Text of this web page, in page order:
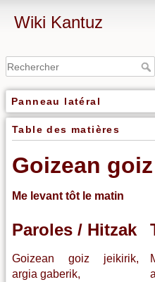
Wiki Kantuz
Panneau latéral
Table des matières
Goizean
Me levant tôt le matin
Paroles / Hitzak
Goizean goiz jeikirik,
argia gaberik,